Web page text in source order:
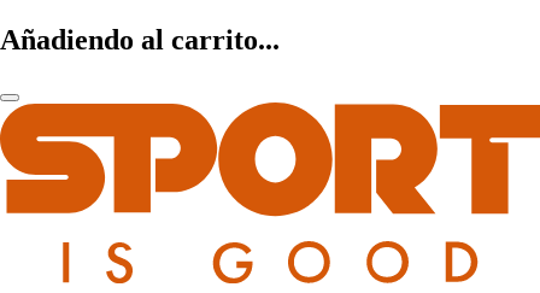
Añadiendo al carrito...